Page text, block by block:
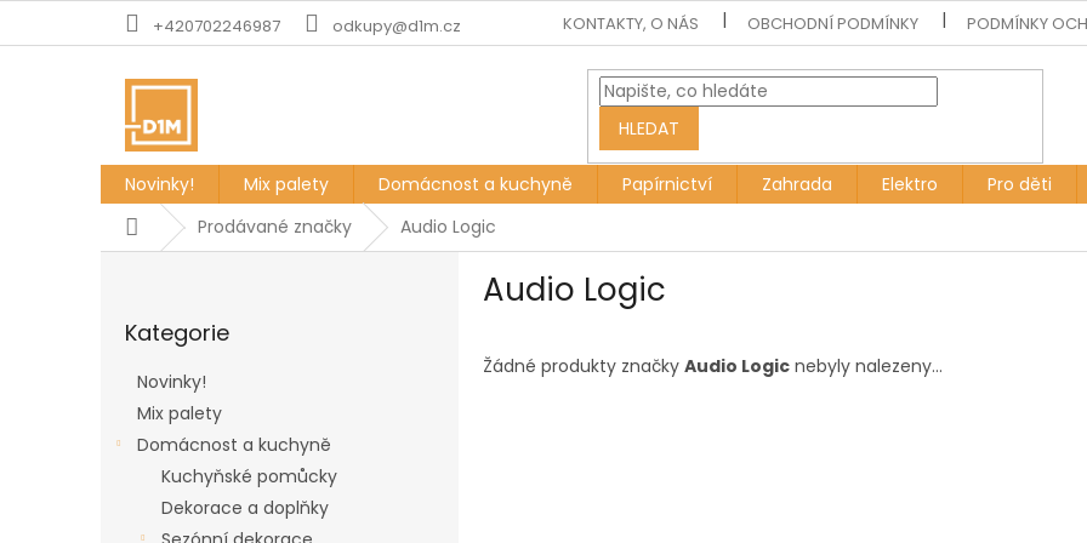
+420702246987 odkupy@d1m.cz KONTAKTY, O NÁS OBCHODNÍ PODMÍNKY PODMÍNKY
HLEDAT
Novinky! Mix palety Domácnost a kuchyně Papírnictví Zahrada Elektro Pro děti
DomůProdávané značky Audio Logic
kategorie
Kategorie
Novinky!
Mix palety
Domácnost a kuchyně
Kuchyňské pomůcky
Dekorace a doplňky
Audio Logic
Žádné produkty značky Audio Logic nebyly nalezeny...